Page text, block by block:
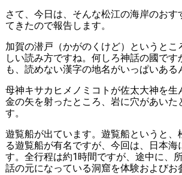
さて、今日は、そんな松江の海岸のおす
てきたので報告します。
加賀の潜戸（かがのくけど）というとこ
しい読み方ですね。何しろ神話の國です
も、読めない漢字の地名がいっぱいある
母神キサカヒメノミコトが佐太大神を生
金の矢を射ったところ、岩に穴があいた
す。
遊覧船が出ています。遊覧船というと、
る遊覧船が有名ですが、今回は、日本
す。全行程は約1時間ですが、途中に、
話の元になっている洞窟を体験およびお